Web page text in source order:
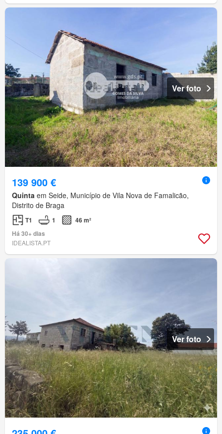
Ver foto
139 900 €
Quinta em Seide, Município de Vila Nova de Famalicão,
Distrito de Braga
T1 1
46 m²
Há 30+ dias
IDEALISTA.PT
Ver foto